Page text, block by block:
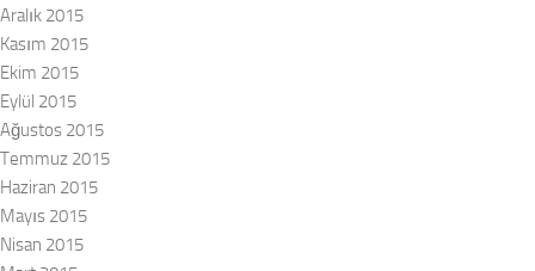
Aralık 2015
Kasım 2015
Ekim 2015
Eylül 2015
Ağustos 2015
Temmuz 2015
Haziran 2015
Mayıs 2015
Nisan 2015